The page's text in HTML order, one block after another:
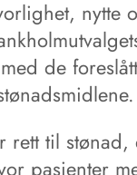
nytte
de
til stønad,
pasienter